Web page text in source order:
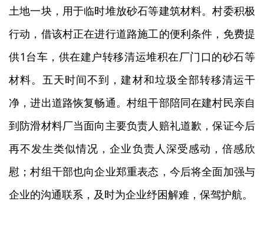
土地一块，用于临时堆放砂石等建筑材料。村委积极
行动，借该村正在进行道路施工的便利条件，免费提
供1 台车，供在建户转移清运堆积在厂门口的砂石等
材料。五天时间不到，建材和垃圾全部转移清运干
净，进出道路恢复畅通。村组干部陪同在建村民亲自
到防滑材料厂当面向主要负责人赔礼道歉，保证今后
再不发生类似情况，企业负责人深受感动，倍感欣
慰；村组干部也向企业郑重表态，今后将全面加强与
企业的沟通联系，及时为企业纾困解难，保驾护航。